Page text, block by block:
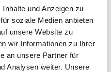
und Anzeigen zu
soziale Medien anbieten
unsere Website zu
wir Informationen zu Ihrer
an unsere Partner für
Analysen weiter. Unsere
15 % vol., 0,75 l